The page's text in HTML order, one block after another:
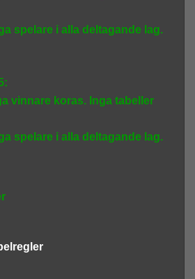
spelare i alla deltagande lag.
vinnare koras. Inga tabeller
spelare i alla deltagande lag.